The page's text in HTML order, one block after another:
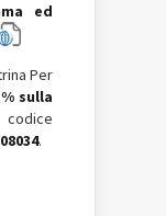
ed
Per
sulla
codice
.